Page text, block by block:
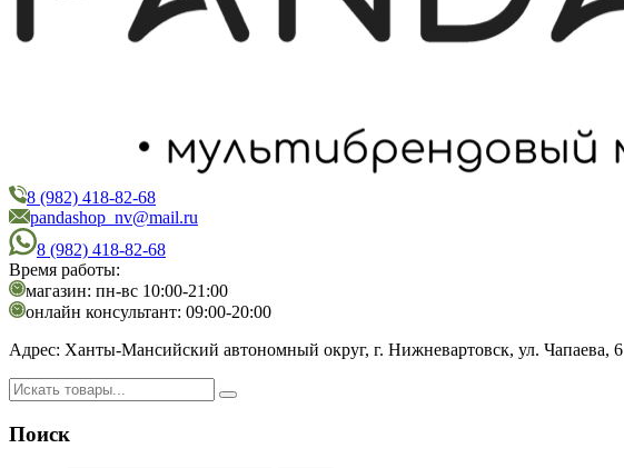
PandaShop
Интернет-магазин косметики
8 (982) 418-82-68
pandashop_nv@mail.ru
8 (982) 418-82-68
Время работы:
магазин: пн-вс 10:00-21:00
онлайн консультант: 09:00-20:00
Адрес: Ханты-Мансийский автономный округ, г. Нижневартовск, ул. Чапаева, 6
Поиск